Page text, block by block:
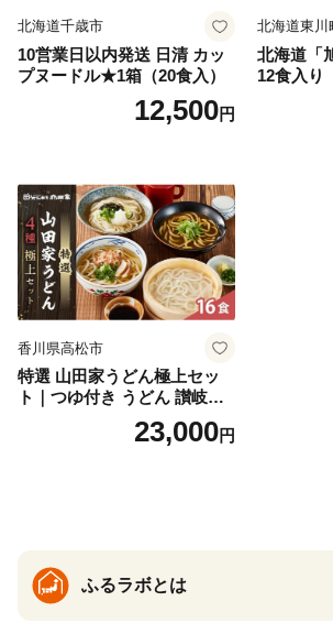
北海道千歳市
10営業日以内発送 日清 カッ
プヌードル★1箱（20食入）
12,500円
北海道東川
北海道「
12食入り
香川県高松市
特選 山田家うどん極上セッ
ト｜つゆ付き うどん 讃岐う
どん さぬきうどん 生麵 うど
んセット カレーうどん 生う
23,000円
ふるラボとは